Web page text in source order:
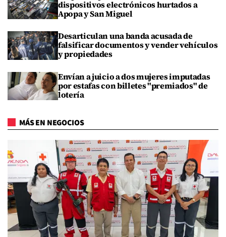
dispositivos electrónicos hurtados a
Apopa y San Miguel
Desarticulan una banda acusada de
falsificar documentos y vender vehículos
y propiedades
Envían a juicio a dos mujeres imputadas
por estafas con billetes "premiados" de
lotería
MÁS EN NEGOCIOS